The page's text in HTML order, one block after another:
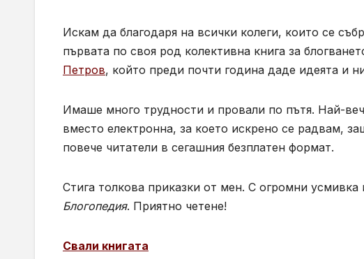
Искам да благодаря на всички колеги, които се
първата по своя род колективна книга за
Петров, който преди почти година даде идеята и
Имаше много трудности и провали по пътя. Най-
вместо електронна, за което искрено се радвам,
повече читатели в сегашния безплатен формат.
Стига толкова приказки от мен. С огромни
Блогопедия. Приятно четене!
Свали книгата